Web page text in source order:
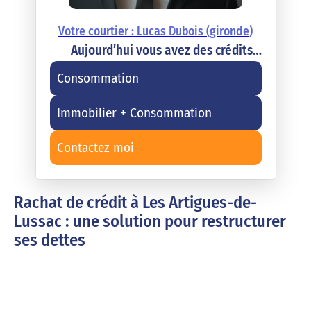
Votre courtier : Lucas Dubois (gironde)
Aujourd’hui vous avez des crédits…
Consommation
Immobilier + Consommation
Contactez moi
Rachat de crédit à Les Artigues-de-
Lussac : une solution pour restructurer
ses dettes